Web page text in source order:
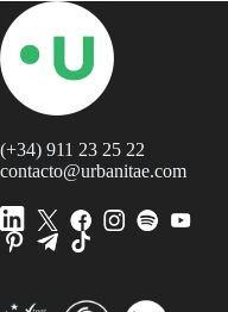
(+34) 911 23 25 22
contacto@urbanitae.com